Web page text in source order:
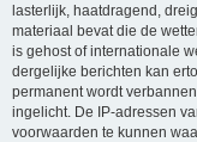
lasterlijk, haatdragend,
materiaal bevat die de
is gehost of internationale
dergelijke berichten kan
permanent wordt
ingelicht. De IP-adressen
voorwaarden te kunnen